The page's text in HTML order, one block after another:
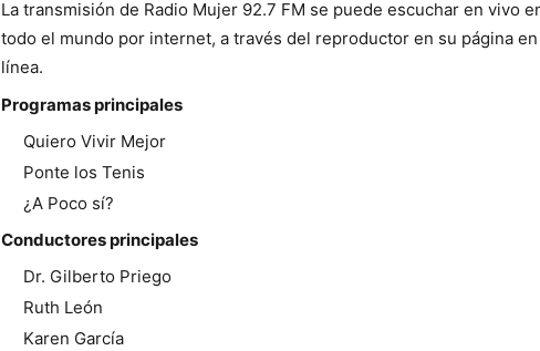
La transmisión de Radio Mujer 92.7 FM se puede escuchar en vivo
todo el mundo por internet, a través del reproductor en su página en
línea.
Programas principales
Quiero Vivir Mejor
Ponte los Tenis
¿A Poco sí?
Conductores principales
Dr. Gilberto Priego
Ruth León
Karen García